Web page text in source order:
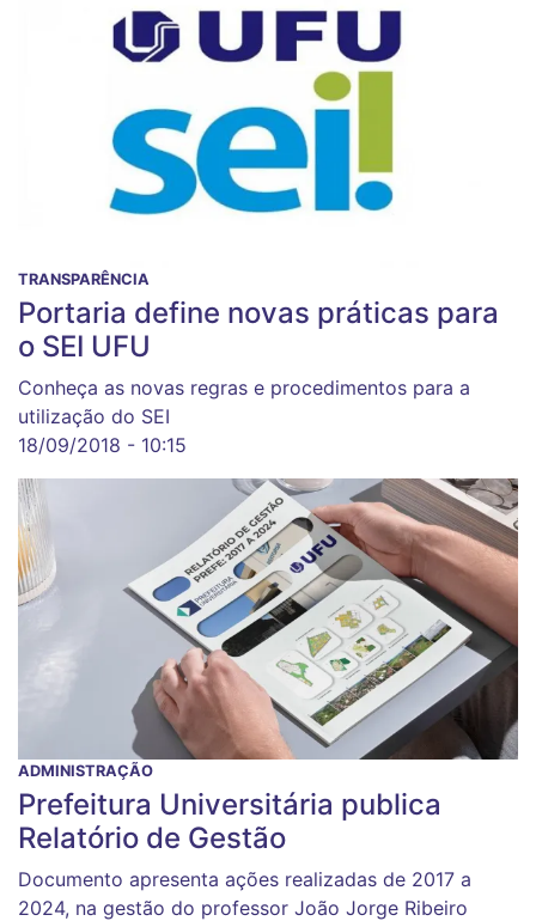
TRANSPARÊNCIA
Portaria define novas práticas para
o SEI UFU
Conheça as novas regras e procedimentos para a
utilização do SEI
18/09/2018 - 10:15
ADMINISTRAÇÃO
Prefeitura Universitária publica
Relatório de Gestão
Documento apresenta ações realizadas de 2017 a
2024, na gestão do professor João Jorge Ribeiro